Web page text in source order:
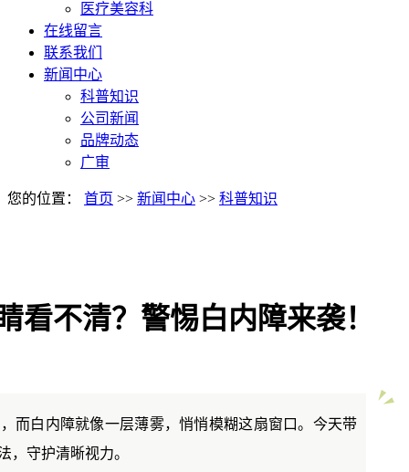
医疗美容科
在线留言
联系我们
新闻中心
科普知识
公司新闻
品牌动态
广审
您的位置： 首页 >> 新闻中心 >> 科普知识
看不清？警惕白内障来袭！
而白内障就像一层薄雾，悄悄模糊这扇窗口。今天带
，守护清晰视力。